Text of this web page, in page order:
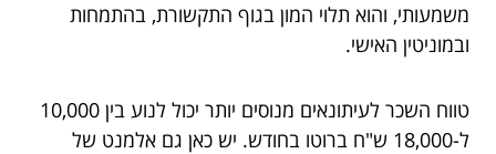
משמעותי, והוא תלוי המון בגוף התקשורת, בהתמחות
ובמוניטין האישי.
טווח השכר לעיתונאים מנוסים יותר יכול לנוע בין 10,000
ל-18,000 ש"ח ברוטו בחודש. יש כאן גם אלמנט של